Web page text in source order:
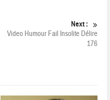
Next :
Video Humour Fail Insolite Délire
176